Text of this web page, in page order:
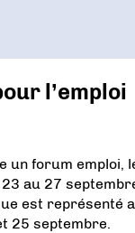
l’emploi
un forum emploi,
23 au 27
est représenté
25 septembre.